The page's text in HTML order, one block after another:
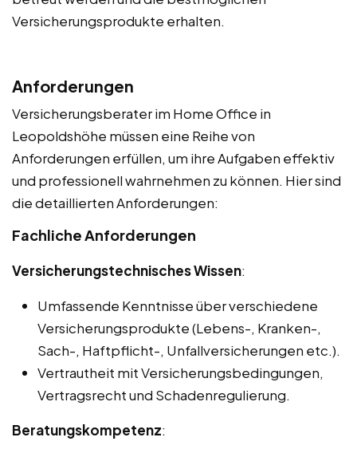
Versicherungsprodukte erhalten.
Anforderungen
Versicherungsberater im Home Office in
Leopoldshöhe müssen eine Reihe von
Anforderungen erfüllen, um ihre Aufgaben effektiv
und professionell wahrnehmen zu können. Hier sind
die detaillierten Anforderungen:
Fachliche Anforderungen
Versicherungstechnisches Wissen:
Umfassende Kenntnisse über verschiedene
Versicherungsprodukte (Lebens-, Kranken-,
Sach-, Haftpflicht-, Unfallversicherungen etc.).
Vertrautheit mit Versicherungsbedingungen,
Vertragsrecht und Schadenregulierung.
Beratungskompetenz: